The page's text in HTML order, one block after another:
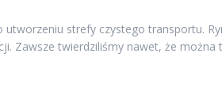
utworzeniu strefy czystego transportu.
Zawsze twierdziliśmy nawet, że